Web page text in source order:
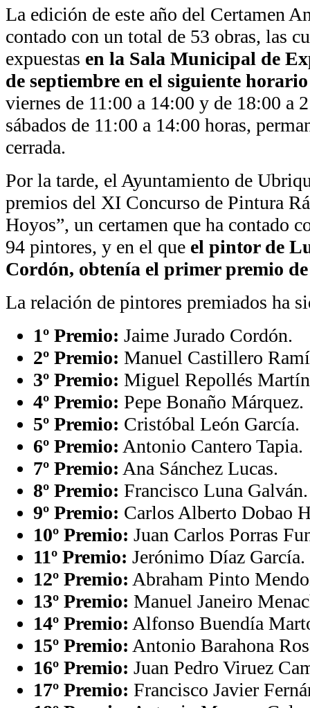
La edición de este año del Certamen
contado con un total de 53 obras, las
expuestas en la Sala Municipal de
de septiembre en el siguiente
viernes de 11:00 a 14:00 y de 18:00 a
sábados de 11:00 a 14:00 horas,
cerrada.
Por la tarde, el Ayuntamiento de
premios del XI Concurso de Pintura
Hoyos”, un certamen que ha contado
94 pintores, y en el que el pintor de
Cordón, obtenía el primer premio
La relación de pintores premiados ha
1º Premio: Jaime Jurado Cordón.
2º Premio: Manuel Castillero
3º Premio: Miguel Repollés
4º Premio: Pepe Bonaño Márquez.
5º Premio: Cristóbal León García.
6º Premio: Antonio Cantero Tapia.
7º Premio: Ana Sánchez Lucas.
8º Premio: Francisco Luna Galván.
9º Premio: Carlos Alberto Dobao
10º Premio: Juan Carlos Porras
11º Premio: Jerónimo Díaz García.
12º Premio: Abraham Pinto
13º Premio: Manuel Janeiro
14º Premio: Alfonso Buendía
15º Premio: Antonio Barahona
16º Premio: Juan Pedro Viruez
17º Premio: Francisco Javier